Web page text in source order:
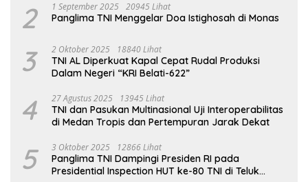
2 1 September 2025 20945 Lihat
Panglima TNI Menggelar Doa Istighosah di Monas
3 2 Oktober 2025 18840 Lihat
TNI AL Diperkuat Kapal Cepat Rudal Produksi
Dalam Negeri “KRI Belati-622”
4 27 Agustus 2025 13945 Lihat
TNI dan Pasukan Multinasional Uji Interoperabilitas
di Medan Tropis dan Pertempuran Jarak Dekat
5 3 Oktober 2025 12866 Lihat
Panglima TNI Dampingi Presiden RI pada
Presidential Inspection HUT ke-80 TNI di Teluk